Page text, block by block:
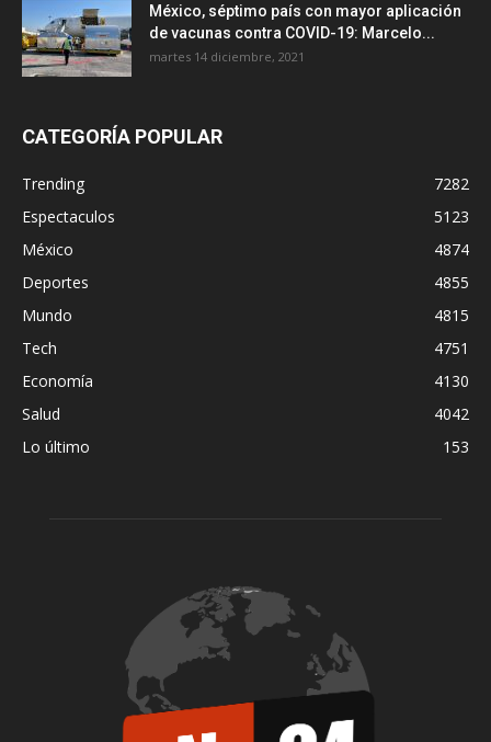
México, séptimo país con mayor aplicación
de vacunas contra COVID-19: Marcelo...
martes 14 diciembre, 2021
CATEGORÍA POPULAR
Trending
7282
Espectaculos
5123
México
4874
Deportes
4855
Mundo
4815
Tech
4751
Economía
4130
Salud
4042
Lo último
153